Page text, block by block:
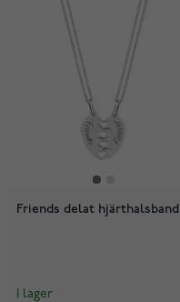
Friends delat hjärthalsband
I lager